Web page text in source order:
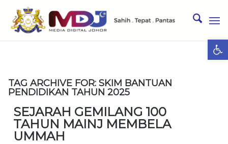
TAG ARCHIVE FOR: SKIM BANTUAN
PENDIDIKAN TAHUN 2025
SEJARAH GEMILANG 100
TAHUN MAINJ MEMBELA
UMMAH